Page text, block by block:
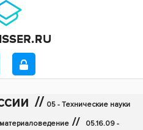
// 05 - Технические науки
// 05.16.09 -